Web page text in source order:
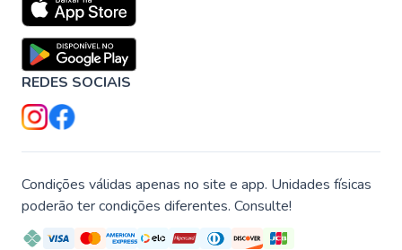
REDES SOCIAIS
Condições válidas apenas no site e app. Unidades físicas
poderão ter condições diferentes. Consulte!